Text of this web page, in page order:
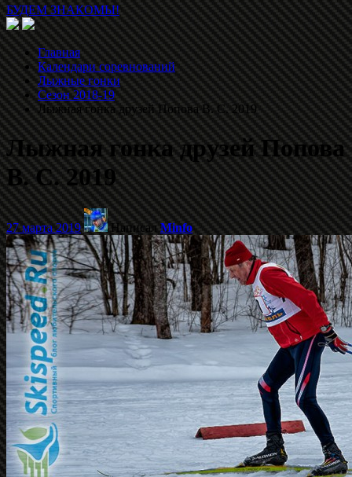
БУДЕМ ЗНАКОМЫ!
Главная
Календари соревнований
Лыжные гонки
Сезон 2018-19
Лыжная гонка друзей Попова В. С. 2019
Лыжная гонка друзей Попова
В. С. 2019
27 марта 2019 НаписалMinfo